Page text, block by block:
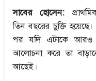
সাবের হোসেন:
তিন বছরের চুক্তি
পর যদি এটাকে আরও
আলোচনা করে তা
আছেই।